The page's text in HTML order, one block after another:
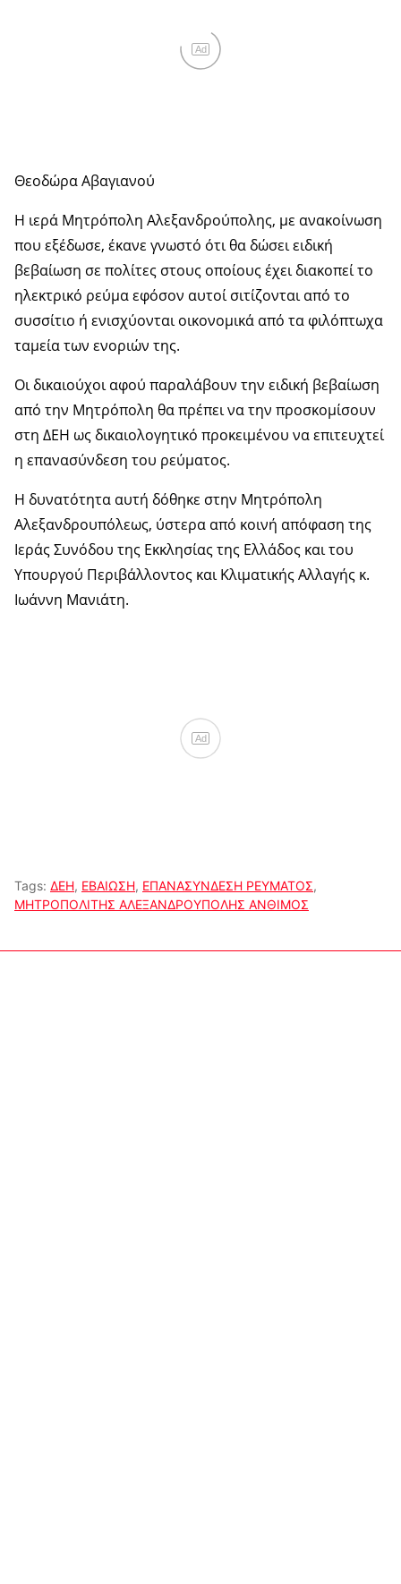
Ad
Θεοδώρα Αβαγιανού
Η ιερά Μητρόπολη Αλεξανδρούπολης, με ανακοίνωση
που εξέδωσε, έκανε γνωστό ότι θα δώσει ειδική
βεβαίωση σε πολίτες στους οποίους έχει διακοπεί το
ηλεκτρικό ρεύμα εφόσον αυτοί σιτίζονται από το
συσσίτιο ή ενισχύονται οικονομικά από τα φιλόπτωχα
ταμεία των ενοριών της.
Οι δικαιούχοι αφού παραλάβουν την ειδική βεβαίωση
από την Μητρόπολη θα πρέπει να την προσκομίσουν
στη ΔΕΗ ως δικαιολογητικό προκειμένου να επιτευχτεί
η επανασύνδεση του ρεύματος.
Η δυνατότητα αυτή δόθηκε στην Μητρόπολη
Αλεξανδρουπόλεως, ύστερα από κοινή απόφαση της
Ιεράς Συνόδου της Εκκλησίας της Ελλάδος και του
Υπουργού Περιβάλλοντος και Κλιματικής Αλλαγής κ.
Ιωάννη Μανιάτη.
Ad
Tags: ΔΕΗ, ΕΒΑΙΩΣΗ, ΕΠΑΝΑΣΥΝΔΕΣΗ ΡΕΥΜΑΤΟΣ,
ΜΗΤΡΟΠΟΛΙΤΗΣ ΑΛΕΞΑΝΔΡΟΥΠΟΛΗΣ ΑΝΘΙΜΟΣ